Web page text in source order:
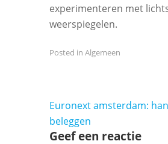
experimenteren met
weerspiegelen.
Posted in Algemeen
Bericht
navigatie
Euronext amsterdam:
beleggen
Geef een reactie